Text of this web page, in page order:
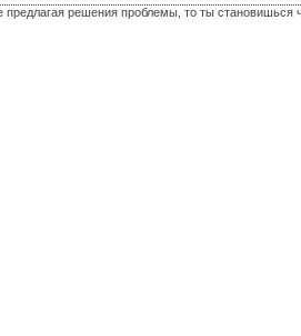
предлагая решения проблемы, то ты становишься